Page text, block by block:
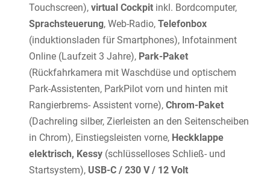
Touchscreen), virtual Cockpit inkl. Bordcomputer,
Sprachsteuerung, Web-Radio, Telefonbox
(induktionsladen für Smartphones), Infotainment
Online (Laufzeit 3 Jahre), Park-Paket
(Rückfahrkamera mit Waschdüse und optischem
Park-Assistenten, ParkPilot vorn und hinten mit
Rangierbrems- Assistent vorne), Chrom-Paket
(Dachreling silber, Zierleisten an den Seitenscheiben
in Chrom), Einstiegsleisten vorne, Heckklappe
elektrisch, Kessy (schlüsselloses Schließ- und
Startsystem), USB-C / 230 V / 12 Volt